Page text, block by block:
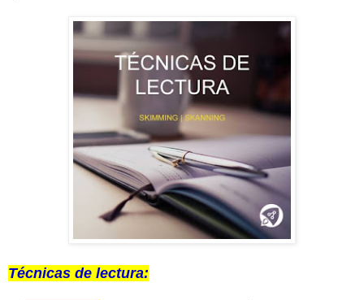
Técnicas de lectura: